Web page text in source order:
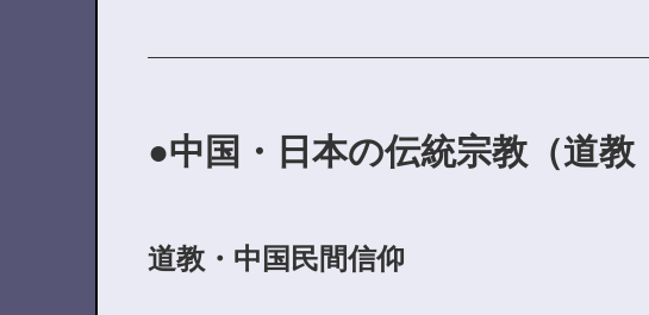
中国・日本の伝統宗教（道教
道教・中国民間信仰